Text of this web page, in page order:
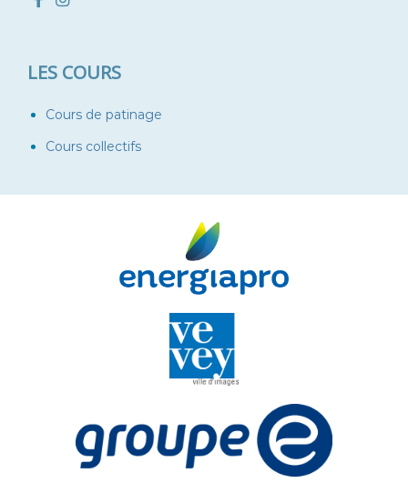
LES COURS
Cours de patinage
Cours collectifs